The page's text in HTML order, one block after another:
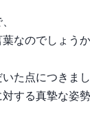
なのでしょうか
いた点につきま
対する真摯な姿